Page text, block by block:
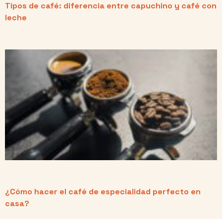
Tipos de café: diferencia entre capuchino y café con
leche
¿Cómo hacer el café de especialidad perfecto en
casa?